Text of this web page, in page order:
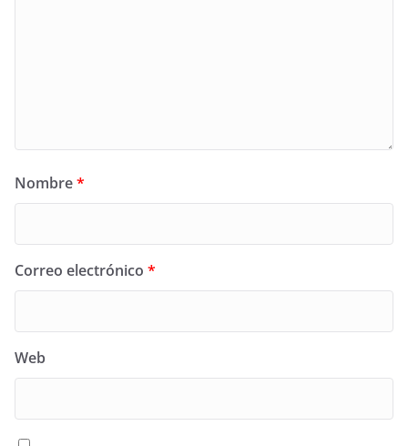
Nombre*
Correo electrónico *
Web